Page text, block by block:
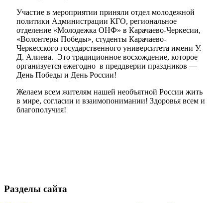
Участие в мероприятии приняли отдел молодежной
политики Администрации КГО, региональное
отделение «Молодежка ОНФ» в Карачаево-Черкесии,
«Волонтеры Победы», студенты Карачаево-
Черкесского государственного университета имени У.
Д. Алиева. Это традиционное восхождение, которое
организуется ежегодно в преддверии праздников —
День Победы и День России!
Желаем всем жителям нашей необъятной России жить
в мире, согласии и взаимопонимании! Здоровья всем и
благополучия!
Разделы сайта